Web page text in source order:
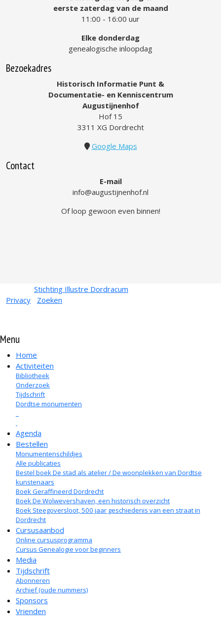
eerste zaterdag van de maand
11:00 - 16:00 uur
Elke donderdag
genealogische inloopdag
Bezoekadres
Historisch Informatie Punt &
Documentatie- en Kenniscentrum
Augustijnenhof
Hof 15
3311 XG Dordrecht
Google Maps
Contact
E-mail
info@augustijnenhof.nl
Of loop gewoon even binnen!
Stichting Illustre Dordracum
Privacy
Zoeken
Menu
Home
Activiteiten
Bibliotheek
Onderzoek
Tijdschrift
Dordtse monumenten
Agenda
Bestellen
Monumentenschildjes
Alle publicaties
Bestel boek De stad als atelier / De woonplekken van Dordtse
kunstenaars
Boek Geraffineerd Dordrecht
Boek De Wolwevershaven, een historisch overzicht
Boek Steegoversloot, 500 jaar geschiedenis van een straat in
Dordrecht
Cursusaanbod
Online cursusprogramma
Cursus Genealogie voor beginners
Media
Tijdschrift
Abonneren
Archief (oude nummers)
Sponsors
Vrienden